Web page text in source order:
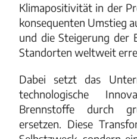
Klimapositivität in der
konsequenten Umstieg
und die Steigerung der
Standorten weltweit
Dabei setzt das
technologische
Brennstoffe durch
ersetzen. Diese